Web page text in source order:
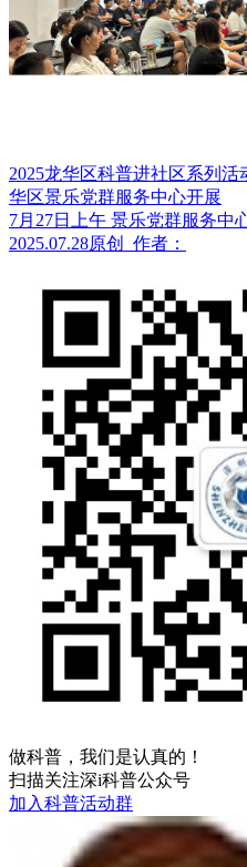
2025龙华区科普进社区系列
华区景乐党群服务中心开展
7月27日上午 景乐党群服务中
2025.07.28原创 作者：
做科普，我们是认真的！
扫描关注深i科普公众号
加入科普活动群